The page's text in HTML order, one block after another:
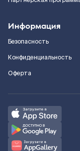
Информация
Безопасность
Конфиденциальность
Оферта